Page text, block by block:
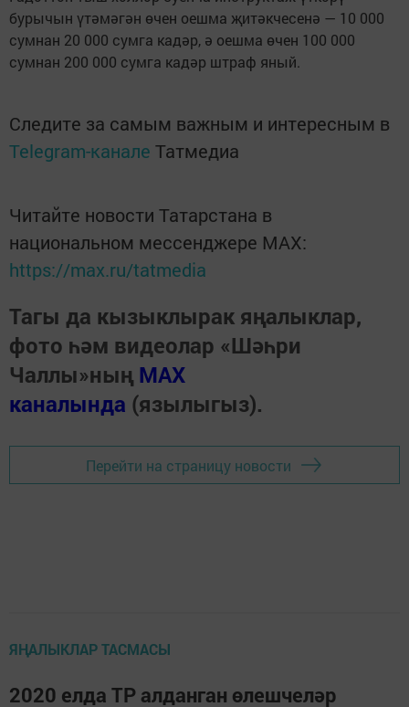
бурычын үтәмәгән өчен оешма җитәкчесенә — 10 000
сумнан 20 000 сумга кадәр, ә оешма өчен 100 000
сумнан 200 000 сумга кадәр штраф яный.
Следите за самым важным и интересным в
Telegram-канале Татмедиа
Читайте новости Татарстана в
национальном мессенджере MАХ:
https://max.ru/tatmedia
Тагы да кызыклырак яңалыклар,
фото һәм видеолар «Шәһри
Чаллы»ның MAX
каналында (язылыгыз).
Перейти на страницу новости
ЯҢАЛЫКЛАР ТАСМАСЫ
2020 елда ТР алданган өлешчеләр